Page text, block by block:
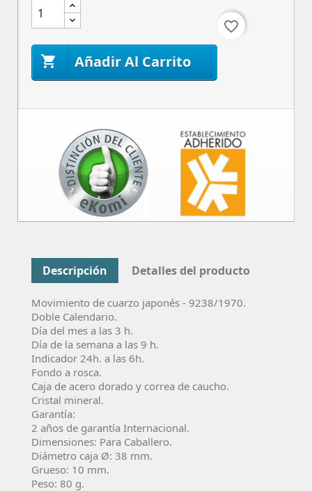
 Añadir Al Carrito
favorite_border
Descripción Detalles del producto
Movimiento de cuarzo japonés - 9238/1970.
Doble Calendario.
Dí­a del mes a las 3 h.
Dí­a de la semana a las 9 h.
Indicador 24h. a las 6h.
Fondo a rosca.
Caja de acero dorado y correa de caucho.
Cristal mineral.
Garantía:
2 años de garantí­a Internacional.
Dimensiones: Para Caballero.
Diámetro caja Ø: 38 mm.
Grueso: 10 mm.
Peso: 80 g.